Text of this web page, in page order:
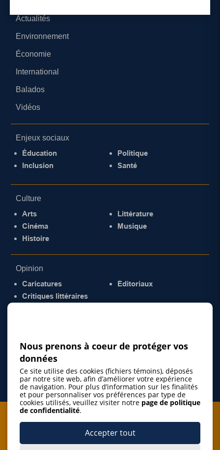
Actualités
Environnement
Économie
International
Balados
Vidéos
Enjeux sociaux
Éducation
Inclusion
Politique
Santé
Culture
Arts
Cinéma
Histoire
Littérature
Musique
Opinion
Caricatures
Critiques littéraires
Éditoriaux
Je m'abonne à l'infolettre
Nous prenons à coeur de protéger vos
données
Ce site utilise des cookies (fichiers témoins), déposés
par notre site web, afin d’améliorer votre expérience
de navigation. Pour plus d’information sur les finalités
et pour personnaliser vos préférences par type de
cookies utilisés, veuillez visiter notre page de politique
de confidentialité.
Accepter tout